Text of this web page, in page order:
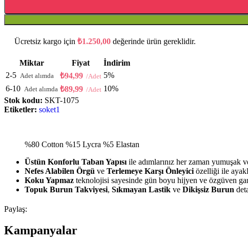
Ücretsiz kargo için ₺1.250,00 değerinde ürün gereklidir.
Miktar Fiyat
İndirim
2-5
₺94,99
5%
6-10
₺89,99
10%
Stok kodu: SKT-1075
Etiketler: soket1
%80 Cotton %15 Lycra %5 Elastan
Üstün Konforlu Taban Yapısı ile adımlarınız her zaman yumuşak
Nefes Alabilen Örgü ve Terlemeye Karşı Önleyici özelliği ile
Koku Yapmaz teknolojisi sayesinde gün boyu hijyen ve özgüven
Topuk Burun Takviyesi, Sıkmayan Lastik ve Dikişsiz Burun
Paylaş:
Kampanyalar